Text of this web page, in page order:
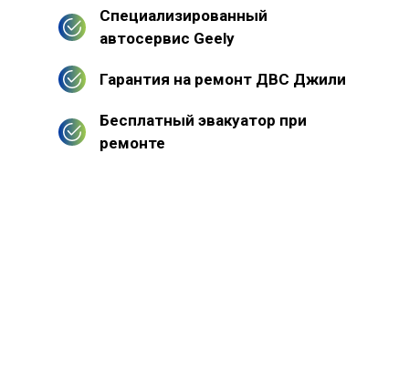
Специализированный
автосервис Geely
Гарантия на ремонт ДВС Джили
Бесплатный эвакуатор при
ремонте